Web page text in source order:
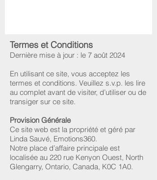
Termes et Conditions
Dernière mise à jour : le 7 août 2024
En utilisant ce site, vous acceptez les
termes et conditions. Veuillez s.v.p. les lire
au complet avant de visiter, d’utiliser ou de
transiger sur ce site.
Provision Générale
Ce site web est la propriété et géré par
Linda Sauvé, Emotions360.
Notre place d’affaire principale est
localisée au 220 rue Kenyon Ouest, North
Glengarry, Ontario, Canada, K0C 1A0.